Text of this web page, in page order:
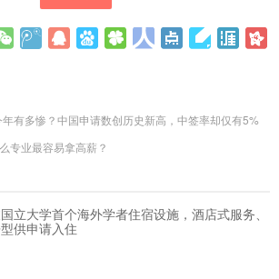
有多惨？中国申请数创历史新高，中签率却仅有5%
专业最容易拿高薪？
立大学首个海外学者住宿设施，酒店式服务、
供申请入住